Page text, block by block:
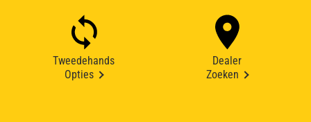
Tweedehands
Opties
Dealer
Zoeken